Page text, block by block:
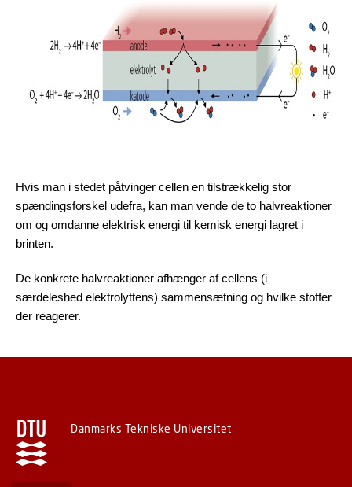
Hvis man i stedet påtvinger cellen en tilstrækkelig stor
spændingsforskel udefra, kan man vende de to halvreaktioner
om og omdanne elektrisk energi til kemisk energi lagret i
brinten.
De konkrete halvreaktioner afhænger af cellens (i
særdeleshed elektrolyttens) sammensætning og hvilke stoffer
der reagerer.
Danmarks Tekniske Universitet